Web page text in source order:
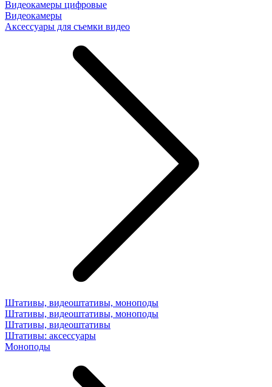
Видеокамеры цифровые
Видеокамеры
Аксессуары для съемки видео
Штативы, видеоштативы, моноподы
Штативы, видеоштативы, моноподы
Штативы, видеоштативы
Штативы: аксессуары
Моноподы